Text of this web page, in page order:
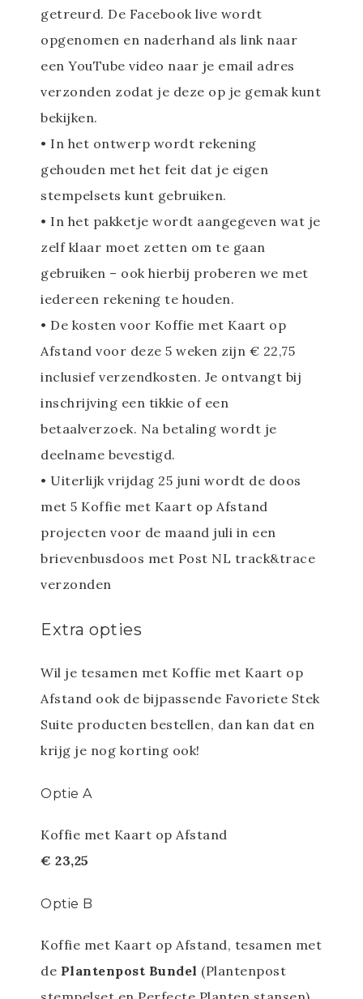
getreurd. De Facebook live wordt
opgenomen en naderhand als link naar
een YouTube video naar je email adres
verzonden zodat je deze op je gemak kunt
bekijken.
• In het ontwerp wordt rekening
gehouden met het feit dat je eigen
stempelsets kunt gebruiken.
• In het pakketje wordt aangegeven wat je
zelf klaar moet zetten om te gaan
gebruiken – ook hierbij proberen we met
iedereen rekening te houden.
• De kosten voor Koffie met Kaart op
Afstand voor deze 5 weken zijn € 22,75
inclusief verzendkosten. Je ontvangt bij
inschrijving een tikkie of een
betaalverzoek. Na betaling wordt je
deelname bevestigd.
• Uiterlijk vrijdag 25 juni wordt de doos
met 5 Koffie met Kaart op Afstand
projecten voor de maand juli in een
brievenbusdoos met Post NL track&trace
verzonden
Extra opties
Wil je tesamen met Koffie met Kaart op
Afstand ook de bijpassende Favoriete Stek
Suite producten bestellen, dan kan dat en
krijg je nog korting ook!
Optie A
Koffie met Kaart op Afstand
€ 23,25
Optie B
Koffie met Kaart op Afstand, tesamen met
de Plantenpost Bundel (Plantenpost